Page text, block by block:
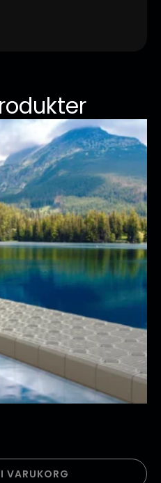
VARUKORG